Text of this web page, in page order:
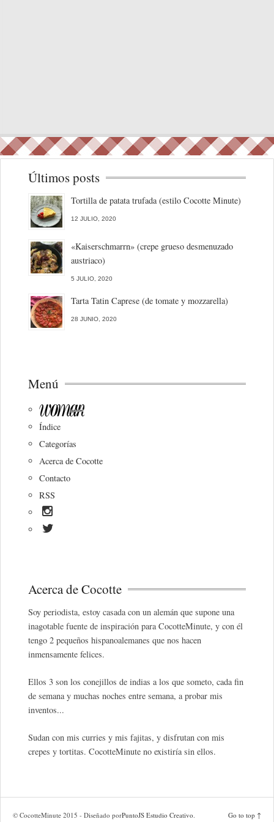
Últimos posts
Tortilla de patata trufada (estilo Cocotte Minute)
12 JULIO, 2020
«Kaiserschmarrn» (crepe grueso desmenuzado
austriaco)
5 JULIO, 2020
Tarta Tatin Caprese (de tomate y mozzarella)
28 JUNIO, 2020
Menú
Índice
Categorías
Acerca de Cocotte
Contacto
RSS
Acerca de Cocotte
Soy periodista, estoy casada con un alemán que supone una
inagotable fuente de inspiración para CocotteMinute, y con él
tengo 2 pequeños hispanoalemanes que nos hacen
inmensamente felices.
Ellos 3 son los conejillos de indias a los que someto, cada fin
de semana y muchas noches entre semana, a probar mis
inventos...
Sudan con mis curries y mis fajitas, y disfrutan con mis
crepes y tortitas. CocotteMinute no existiría sin ellos.
© CocotteMinute 2015 - Diseñado porPuntoJS Estudio Creativo Go to top ↑